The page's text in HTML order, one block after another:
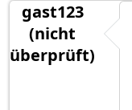
gast123
(nicht
überprüft)